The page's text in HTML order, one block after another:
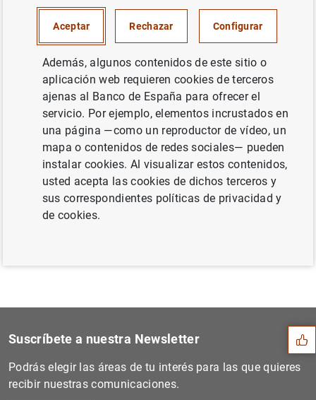
Balanza de pagos en noviembre de 2007
(158KB)
Anterior
Siguiente
Comienza la Zona Única de P...
Sugerencias
Suscríbete a nuestra Newsletter
Podrás elegir las áreas de tu interés para las que quieres
recibir nuestras comunicaciones.
Aceptar Rechazar Configurar
Además, algunos contenidos de este sitio o
aplicación web requieren cookies de terceros
ajenas al Banco de España para ofrecer el
servicio. Por ejemplo, elementos incrustados en
una página —como un reproductor de vídeo, un
mapa o contenidos de redes sociales— pueden
instalar cookies. Al visualizar estos contenidos,
usted acepta las cookies de dichos terceros y
sus correspondientes políticas de privacidad y
de cookies.